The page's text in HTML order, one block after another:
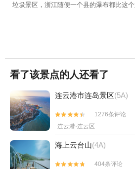
垃圾景区，浙江随便一个县的瀑布都比这个
看了该景点的人还看了
连云港市连岛景区(5A)


1276条评论
连云港·连云区
海上云台山(4A)

 404条评论